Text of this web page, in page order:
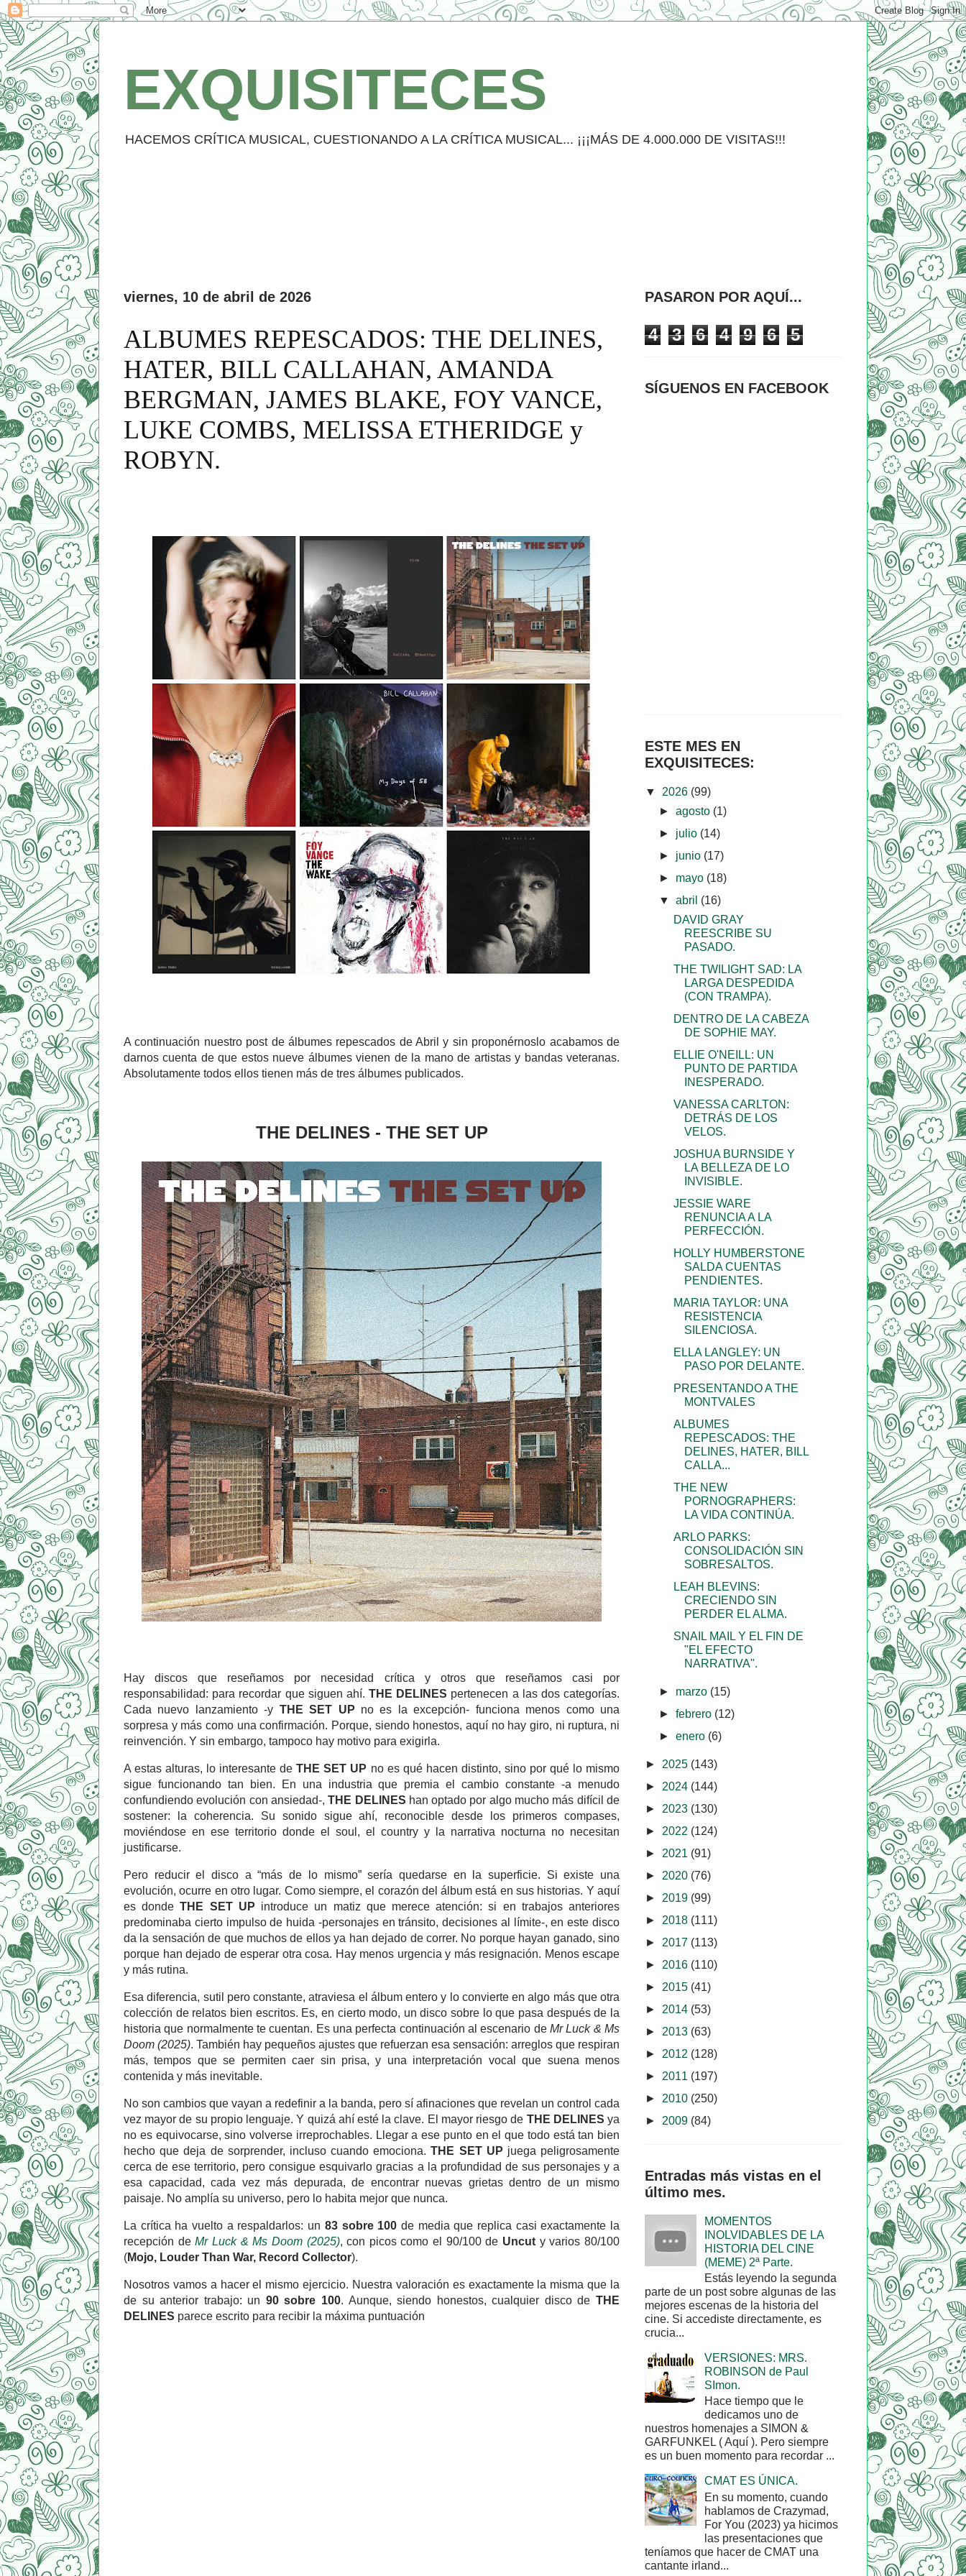
EXQUISITECES
HACEMOS CRÍTICA MUSICAL, CUESTIONANDO A LA CRÍTICA MUSICAL... ¡¡¡MÁS DE 4.000.000 DE VISITAS!!!
viernes, 10 de abril de 2026
ALBUMES REPESCADOS: THE DELINES,
HATER, BILL CALLAHAN, AMANDA
BERGMAN, JAMES BLAKE, FOY VANCE,
LUKE COMBS, MELISSA ETHERIDGE y
ROBYN.
A continuación nuestro post de álbumes repescados de Abril y sin proponérnoslo acabamos de
darnos cuenta de que estos nueve álbumes vienen de la mano de artistas y bandas veteranas.
Absolutamente todos ellos tienen más de tres álbumes publicados.
THE DELINES - THE SET UP
Hay discos que reseñamos por necesidad crítica y otros que reseñamos casi por
responsabilidad: para recordar que siguen ahí. THE DELINES pertenecen a las dos categorías.
Cada nuevo lanzamiento -y THE SET UP no es la excepción- funciona menos como una
sorpresa y más como una confirmación. Porque, siendo honestos, aquí no hay giro, ni ruptura, ni
reinvención. Y sin embargo, tampoco hay motivo para exigirla.
A estas alturas, lo interesante deTHE SET UP no es qué hacen distinto, sino por qué lo mismo
sigue funcionando tan bien. En una industria que premia el cambio constante -a menudo
confundiendo evolución con ansiedad-,THE DELINES han optado por algo mucho más difícil de
sostener: la coherencia. Su sonido sigue ahí, reconocible desde los primeros compases,
moviéndose en ese territorio donde el soul, el country y la narrativa nocturna no necesitan
justificarse.
Pero reducir el disco a “más de lo mismo” sería quedarse en la superficie. Si existe una
evolución, ocurre en otro lugar. Como siempre, el corazón del álbum está en sus historias. Y aquí
es dondeTHE SET UP introduce un matiz que merece atención: si en trabajos anteriores
predominaba cierto impulso de huida -personajes en tránsito, decisiones al límite-, en este disco
da la sensación de que muchos de ellos ya han dejado de correr. No porque hayan ganado, sino
porque han dejado de esperar otra cosa. Hay menos urgencia y más resignación. Menos escape
y más rutina.
Esa diferencia, sutil pero constante, atraviesa el álbum entero y lo convierte en algo más que otra
colección de relatos bien escritos. Es, en cierto modo, un disco sobre lo que pasa después de la
historia que normalmente te cuentan. Es una perfecta continuación al escenario de Mr Luck & Ms
Doom (2025). También hay pequeños ajustes que refuerzan esa sensación: arreglos que respiran
más, tempos que se permiten caer sin prisa, y una interpretación vocal que suena menos
contenida y más inevitable.
No son cambios que vayan a redefinir a la banda, pero sí afinaciones que revelan un control cada
vez mayor de su propio lenguaje. Y quizá ahí esté la clave. El mayor riesgo de THE DELINES ya
no es equivocarse, sino volverse irreprochables. Llegar a ese punto en el que todo está tan bien
hecho que deja de sorprender, incluso cuando emociona.THE SET UP juega peligrosamente
cerca de ese territorio, pero consigue esquivarlo gracias a la profundidad de sus personajes y a
esa capacidad, cada vez más depurada, de encontrar nuevas grietas dentro de un mismo
paisaje. No amplía su universo, pero lo habita mejor que nunca.
La crítica ha vuelto a respaldarlos: un 83 sobre 100 de media que replica casi exactamente la
recepción deMr Luck & Ms Doom (2025), con picos como el 90/100 de Uncut y varios 80/100
(Mojo, Louder Than War, Record Collector).
Nosotros vamos a hacer el mismo ejercicio. Nuestra valoración es exactamente la misma que la
de su anterior trabajo: un 90 sobre 100. Aunque, siendo honestos, cualquier disco deTHE
DELINES parece escrito para recibir la máxima puntuación
PASARON POR AQUÍ...
4 3 6 4 9 6 5
SÍGUENOS EN FACEBOOK
ESTE MES EN
EXQUISITECES:
▼ 2026 (99)
►agosto (1)
► julio (14)
► junio (17)
► mayo (18)
▼abril (16)
DAVID GRAY
REESCRIBE SU
PASADO.
THE TWILIGHT SAD: LA
LARGA DESPEDIDA
(CON TRAMPA).
DENTRO DE LA CABEZA
DE SOPHIE MAY.
ELLIE O'NEILL: UN
PUNTO DE PARTIDA
INESPERADO.
VANESSA CARLTON:
DETRÁS DE LOS
VELOS.
JOSHUA BURNSIDE Y
LA BELLEZA DE LO
INVISIBLE.
JESSIE WARE
RENUNCIA A LA
PERFECCIÓN.
HOLLY HUMBERSTONE
SALDA CUENTAS
PENDIENTES.
MARIA TAYLOR: UNA
RESISTENCIA
SILENCIOSA.
ELLA LANGLEY: UN
PASO POR DELANTE.
PRESENTANDO A THE
MONTVALES
ALBUMES
REPESCADOS: THE
DELINES, HATER, BILL
CALLA...
THE NEW
PORNOGRAPHERS:
LA VIDA CONTINÚA.
ARLO PARKS:
CONSOLIDACIÓN SIN
SOBRESALTOS.
LEAH BLEVINS:
CRECIENDO SIN
PERDER EL ALMA.
SNAIL MAIL Y EL FIN DE
"EL EFECTO
NARRATIVA".
► marzo (15)
►febrero (12)
►enero (6)
► 2025 (143)
► 2024 (144)
► 2023 (130)
► 2022 (124)
► 2021 (91)
► 2020 (76)
► 2019 (99)
► 2018 (111)
► 2017 (113)
► 2016 (110)
► 2015 (41)
► 2014 (53)
► 2013 (63)
► 2012 (128)
► 2011 (197)
► 2010 (250)
► 2009 (84)
Entradas más vistas en el
último mes.
MOMENTOS
INOLVIDABLES DE LA
HISTORIA DEL CINE
(MEME) 2ª Parte.
Estás leyendo la segunda
parte de un post sobre algunas de las
mejores escenas de la historia del
cine. Si accediste directamente, es
crucia...
VERSIONES: MRS.
ROBINSON de Paul
SImon.
Hace tiempo que le
dedicamos uno de
nuestros homenajes a SIMON &
GARFUNKEL ( Aquí ). Pero siempre
es un buen momento para recordar ...
CMAT ES ÚNICA.
En su momento, cuando
hablamos de Crazymad,
For You (2023) ya hicimos
las presentaciones que
teníamos que hacer de CMAT una
cantante irland...